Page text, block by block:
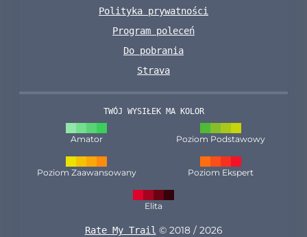
Polityka prywatności
Program poleceń
Do pobrania
Strava
TWÓJ WYSIŁEK MA KOLOR
Amator Poziom Podstawowy
Poziom Zaawansowany Poziom Ekspert
Elita
Rate My Trail © 2018 / 2026